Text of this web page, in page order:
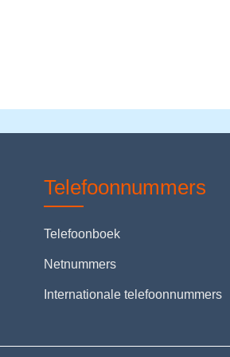
Telefoonnummers
Telefoonboek
Netnummers
Internationale telefoonnummers